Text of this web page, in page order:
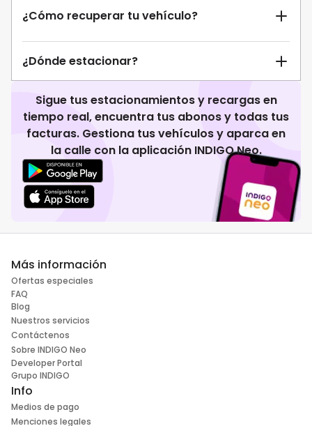
¿Cómo recuperar tu vehículo?
¿Dónde estacionar?
Sigue tus estacionamientos y recargas en
tiempo real, encuentra tus abonos y todas tus
facturas. Gestiona tus vehículos y aparca en
la calle con la aplicación INDIGO Neo.
Más información
Ofertas especiales
FAQ
Blog
Nuestros servicios
Contáctenos
Sobre INDIGO Neo
Developer Portal
Grupo INDIGO
Info
Medios de pago
Menciones legales